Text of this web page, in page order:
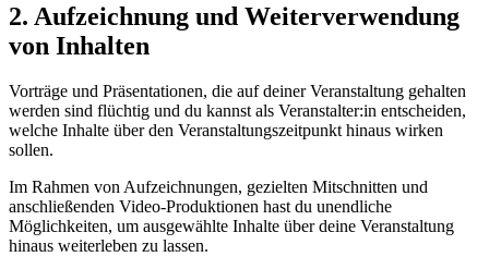
2. Aufzeichnung und Weiterverwendung
von Inhalten
Vorträge und Präsentationen, die auf deiner Veranstaltung gehalten
werden sind flüchtig und du kannst als Veranstalter:in entscheiden,
welche Inhalte über den Veranstaltungszeitpunkt hinaus wirken
sollen.
Im Rahmen von Aufzeichnungen, gezielten Mitschnitten und
anschließenden Video-Produktionen hast du unendliche
Möglichkeiten, um ausgewählte Inhalte über deine Veranstaltung
hinaus weiterleben zu lassen.